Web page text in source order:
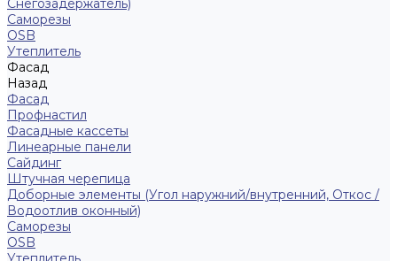
Снегозадержатель)
Саморезы
ОSB
Утеплитель
Фасад
Назад
Фасад
Профнастил
Фасадные кассеты
Линеарные панели
Сайдинг
Штучная черепица
Доборные элементы (Угол наружний/внутренний, Откос /
Водоотлив оконный)
Саморезы
OSB